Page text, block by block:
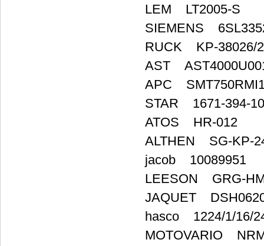
LEM LT2005-S
SIEMENS
RUCK KP-38026/
AST
APC
STAR 1671-394-10
ATOS HR-012
ALTHEN SG-KP-
jacob 10089951
LEESON GRG-
JAQUET
hasco 1224/1/16/
MOTOVARIO